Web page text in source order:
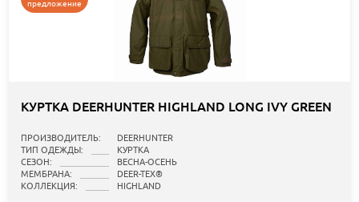
предложение
КУРТКА DEERHUNTER HIGHLAND LONG IVY GREEN
ПРОИЗВОДИТЕЛЬ:
DEERHUNTER
ТИП ОДЕЖДЫ:
КУРТКА
СЕЗОН:
ВЕСНА-ОСЕНЬ
МЕМБРАНА:
DEER-TEX®
КОЛЛЕКЦИЯ:
HIGHLAND